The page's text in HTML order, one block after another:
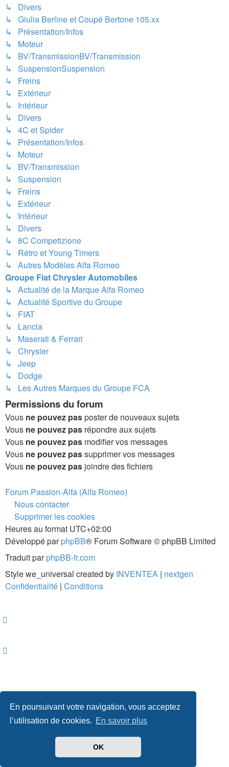
En poursuivant votre navigation, vous acceptez
l’utilisation de cookies. En savoir plus
OK
↳ Divers
↳ Giulia Berline et Coupé Bertone 105.xx
↳ Présentation/Infos
↳ Moteur
↳ BV/TransmissionBV/Transmission
↳ SuspensionSuspension
↳ Freins
↳ Extérieur
↳ Intérieur
↳ Divers
↳ 4C et Spider
↳ Présentation/Infos
↳ Moteur
↳ BV/Transmission
↳ Suspension
↳ Freins
↳ Extérieur
↳ Intérieur
↳ Divers
↳ 8C Competizione
↳ Rétro et Young Timers
↳ Autres Modèles Alfa Romeo
Groupe Fiat Chrysler Automobiles
↳ Actualité de la Marque Alfa Romeo
↳ Actualité Sportive du Groupe
↳ FIAT
↳ Lancia
↳ Maserati & Ferrari
↳ Chrysler
↳ Jeep
↳ Dodge
↳ Les Autres Marques du Groupe FCA
Permissions du forum
Vous ne pouvez pasposter de nouveaux sujets
Vous ne pouvez pas répondre aux sujets
Vous ne pouvez pas modifier vos messages
Vous ne pouvez passupprimer vos messages
Vous ne pouvez pas joindre des fichiers
Forum Passion-Alfa (Alfa Romeo)
Nous contacter
Supprimer les cookies
Heures au format UTC+02:00
Développé parphpBB® Forum Software © phpBB Limited
Traduit parphpBB-fr.com
Style we_universal created by INVENTEA | nextgen
Confidentialité | Conditions